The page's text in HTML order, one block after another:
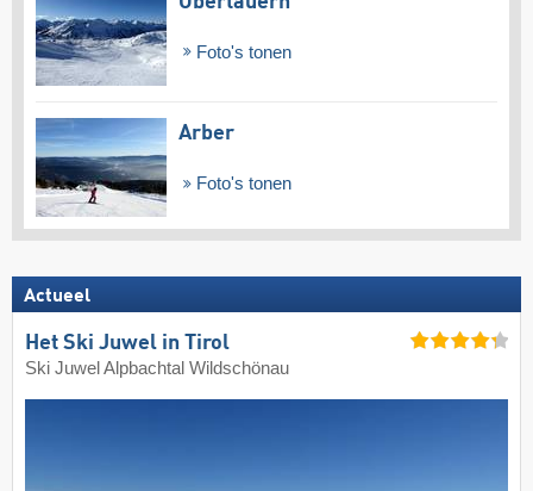
Foto's tonen
Arber
Foto's tonen
Actueel
Het Ski Juwel in Tirol
Ski Juwel Alpbachtal Wildschönau